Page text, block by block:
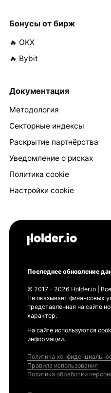
Бонусы от бирж
🔥 OKX
🔥 Bybit
Документация
Методология
Секторные индексы
Раскрытие партнёрства
Уведомление о рисках
Политика cookie
Настройки cookie
Последнее обновление
© 2017 - 2026 Holder.io |
Не оказывает финансовых
представленная на сайте
характер.
На сайте используются
информации.
Политика
Правила использования
Политика обработки